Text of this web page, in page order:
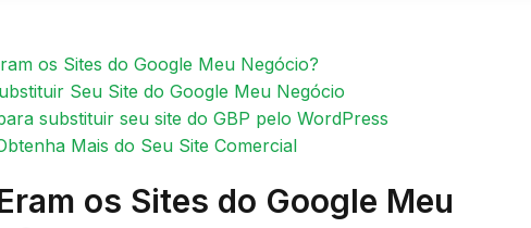
os Sites do Google Meu Negócio?
Seu Site do Google Meu Negócio
substituir seu site do GBP pelo WordPress
Mais do Seu Site Comercial
os Sites do Google Meu